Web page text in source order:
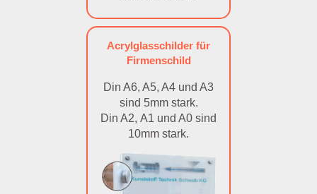
Acrylglasschilder für
Firmenschild
Din A6, A5, A4 und A3
sind 5mm stark.
Din A2, A1 und A0 sind
10mm stark.